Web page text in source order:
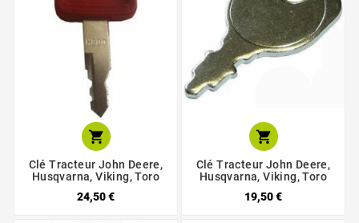

Clé Tracteur John Deere,
Husqvarna, Viking, Toro
24,50 €

Clé Tracteur John Deere,
Husqvarna, Viking, Toro
19,50 €